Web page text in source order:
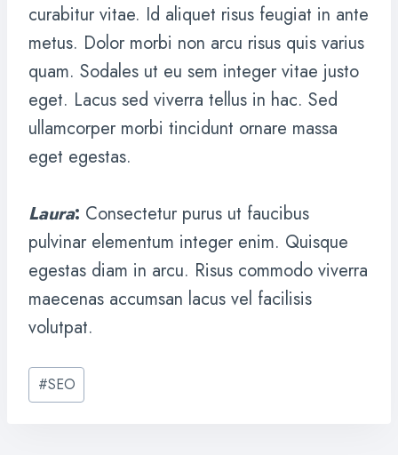
curabitur vitae. Id aliquet risus feugiat in ante
metus. Dolor morbi non arcu risus quis varius
quam. Sodales ut eu sem integer vitae justo
eget. Lacus sed viverra tellus in hac. Sed
ullamcorper morbi tincidunt ornare massa
eget egestas.
Laura: Consectetur purus ut faucibus
pulvinar elementum integer enim. Quisque
egestas diam in arcu. Risus commodo viverra
maecenas accumsan lacus vel facilisis
volutpat.
Post
Tags:
#SEO